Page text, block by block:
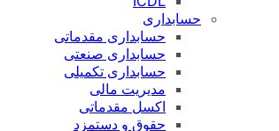
حسابداری
حسابداری مقدماتی
حسابداری صنعتی
حسابداری تکمیلی
مدیریت مالی
اکسل مقدماتی
حقوق و دستمزد